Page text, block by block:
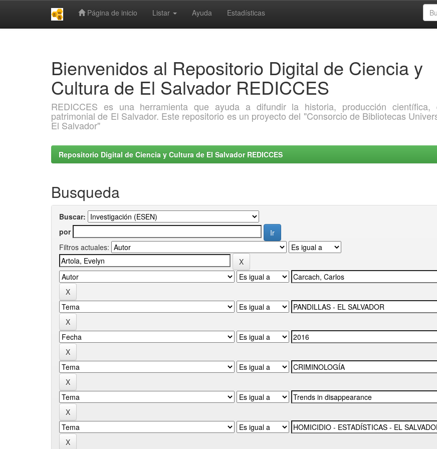
Página de inicio Listar Ayuda Estadísticas
Bienvenidos al Repositorio Digital de Ciencia y
Cultura de El Salvador REDICCES
REDICCES es una herramienta que ayuda a difundir la historia, producción científica,
patrimonial de El Salvador. Este repositorio es un proyecto del "Consorcio de Bibliotecas
El Salvador"
Repositorio Digital de Ciencia y Cultura de El Salvador REDICCES
Busqueda
Buscar:
por
Filtros actuales: